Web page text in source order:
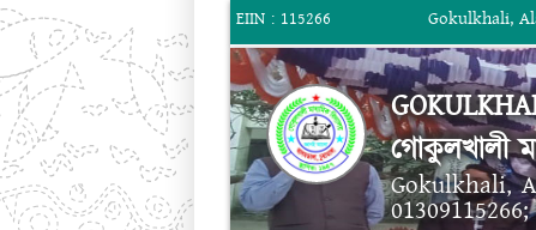
EIIN : 115266 Gokulkhali,
গোকুলখালী
Gokulkhali,